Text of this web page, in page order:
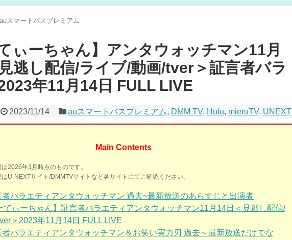
auスマートパスプレミアム
ぃーちゃん】アンタウォッチマン11月
逃し配信/ライブ/動画/tver＞証言者バラ
年11月14日 FULL LIVE
2023/11/14 auスマートパスプレミアム, DMM TV, Hulu, mieruTV, UNEXT
Main Contents
2026年3月時点のものです。
U-NEXTサイト/DMMTVサイトなど各サイトにてご確認ください。
者バラエティアンタウォッチマン 過去~最新放送のあらすじと出演者
てぃーちゃん】証言者バラエティアンタウォッチマン11月14日＜見逃し配信/
＞2023年11月14日 FULL LIVE
者バラエティアンタウォッチマン＆お笑い実力刃 過去～最新放送だけでな